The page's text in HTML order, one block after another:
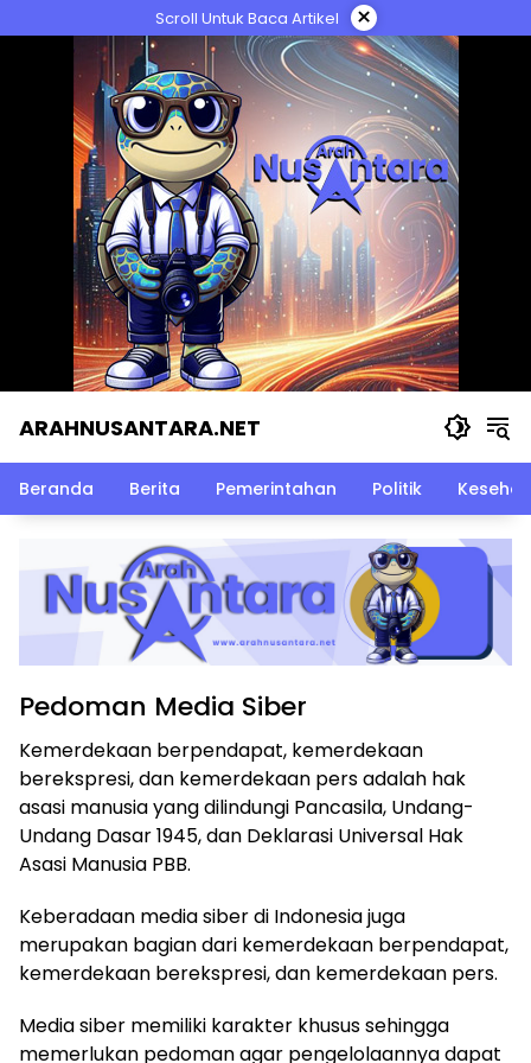
ke
Scroll Untuk Baca Artikel ×
ARAHNUSANTARA.NET
Beranda Berita Pemerintahan Politik
Pedoman Media Siber
Kemerdekaan berpendapat, kemerdekaan
berekspresi, dan kemerdekaan pers adalah hak
asasi manusia yang dilindungi Pancasila, Undang-
Undang Dasar 1945, dan Deklarasi Universal Hak
Asasi Manusia PBB.
Keberadaan media siber di Indonesia juga
merupakan bagian dari kemerdekaan berpendapat,
kemerdekaan berekspresi, dan kemerdekaan pers.
Media siber memiliki karakter khusus sehingga
memerlukan pedoman agar pengelolaannya dapat